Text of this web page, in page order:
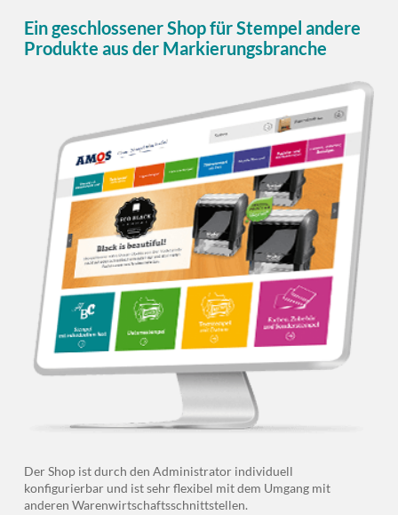
Ein geschlossener Shop für Stempel andere
Produkte aus der Markierungsbranche
Der Shop ist durch den Administrator individuell
konfigurierbar und ist sehr flexibel mit dem Umgang mit
anderen Warenwirtschaftsschnittstellen.